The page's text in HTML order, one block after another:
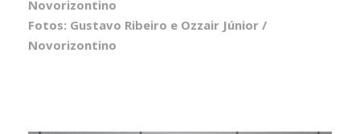
Novorizontino
Fotos: Gustavo Ribeiro e Ozzair Júnior /
Novorizontino